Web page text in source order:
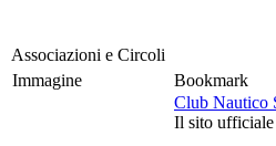
Associazioni e Circoli
Immagine
Bookmark
Club Nautico
Il sito ufficiale